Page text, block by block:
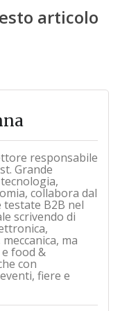
articolo
responsabile
Grande
collabora dal
testate B2B nel
scrivendo di
ma
food &
con
fiere e